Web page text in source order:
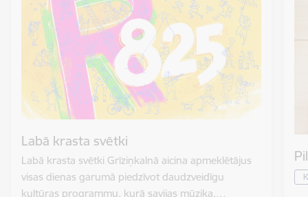
Labā krasta svētki
Labā krasta svētki Grīziņkalnā aicina apmeklētājus
visas dienas garumā piedzīvot daudzveidīgu
kultūras programmu, kurā savijas mūzika,…